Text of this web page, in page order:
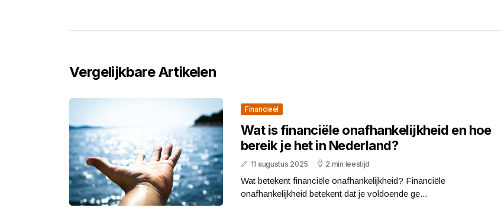
Vergelijkbare Artikelen
Financieel
Wat is financiële onafhankelijkheid en hoe
bereik je het in Nederland?
11 augustus 2025 2 min leestijd
Wat betekent financiële onafhankelijkheid? Financiële
onafhankelijkheid betekent dat je voldoende ge...